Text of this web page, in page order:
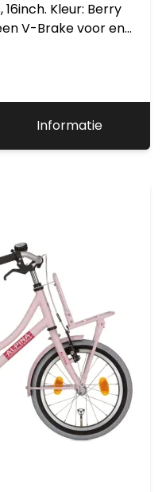
Kleur: Berry
V-Brake voor en
voordrager en
YS 9037-1
Informatie